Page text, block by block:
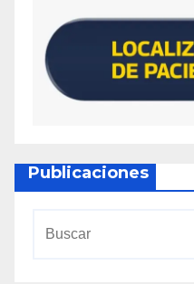
Publicaciones